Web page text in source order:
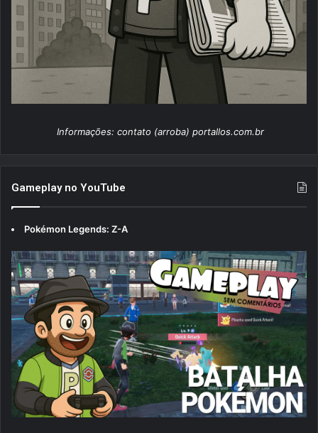
Informações: contato (arroba) portallos.com.br
Gameplay no YouTube
Pokémon Legends: Z-A